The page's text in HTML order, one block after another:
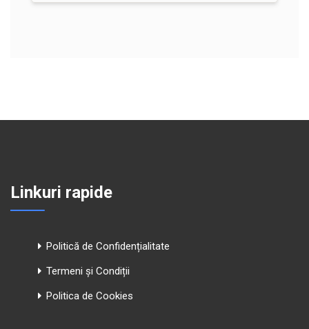
Linkuri rapide
Politică de Confidențialitate
Termeni și Condiții
Politica de Cookies